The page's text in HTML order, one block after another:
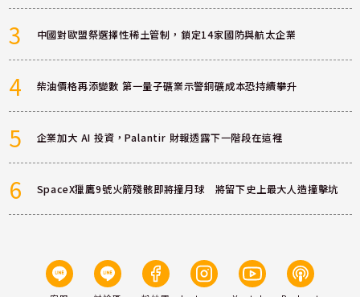
3 中國對歐盟祭選擇性稀土管制，鎖定14家國防與航太企業
4 柴油價格再添變數 第一量子礦業示警銅礦成本恐持續攀升
5 企業加大 AI 投資，Palantir 財報透露下一階段在這裡
6 SpaceX獵鷹9號火箭殘骸即將撞月球 將留下史上最大人造撞擊坑